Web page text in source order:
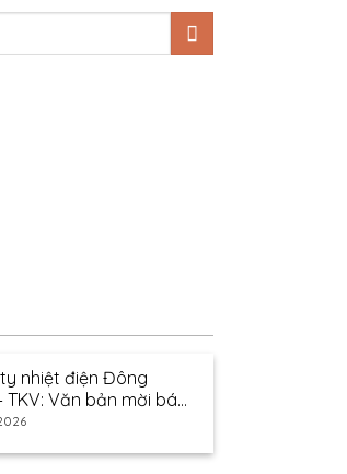
nhiệt điện Đông
TKV: Văn bản mời báo